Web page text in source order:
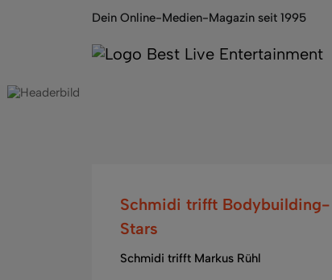
Dein Online-Medien-Magazin seit 1995
Schmidi trifft Bodybuilding-
Stars
Schmidi trifft Markus Rühl